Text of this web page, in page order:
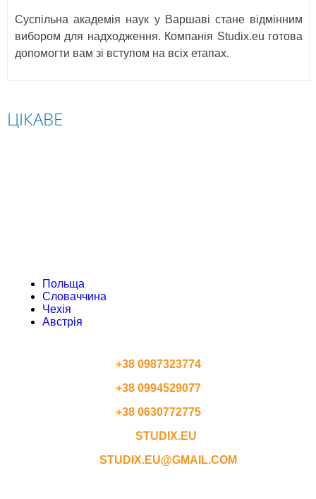
Суспільна академія наук у Варшаві стане відмінним
вибором для надходження. Компанія Studix.eu готова
допомогти вам зі вступом на всіх етапах.
ЦІКАВЕ
Польща
Словаччина
Чехія
Австрія
+38 0987323774
+38 0994529077
+38 0630772775
STUDIX.EU
STUDIX.EU@GMAIL.COM